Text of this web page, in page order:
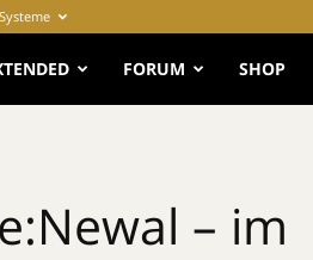
FORUM SHOP
– im